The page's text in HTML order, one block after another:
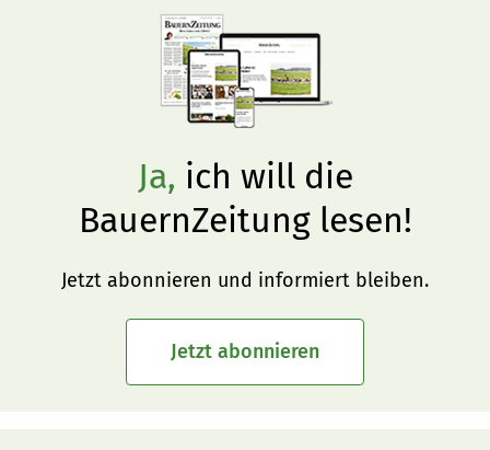
Ja, ich will die
BauernZeitung lesen!
Jetzt abonnieren und informiert bleiben.
Jetzt abonnieren